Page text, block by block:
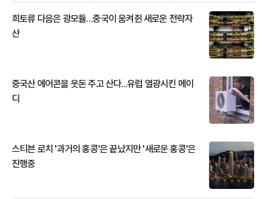
희토류 다음은 광모듈…중국이 움켜쥔 새로운 전략자
산
중국산 에어콘을 웃돈 주고 산다...유럽 열광시킨 메이
디
스티븐 로치 '과거의 홍콩'은 끝났지만 '새로운 홍콩'은
진행중